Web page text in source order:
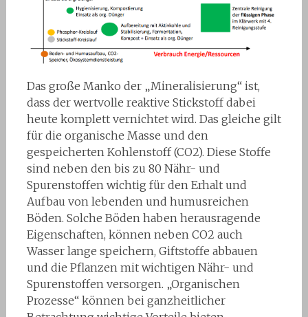
Das große Manko der „Mineralisierung“ ist,
dass der wertvolle reaktive Stickstoff dabei
heute komplett vernichtet wird. Das gleiche gilt
für die organische Masse und den
gespeicherten Kohlenstoff (CO2). Diese Stoffe
sind neben den bis zu 80 Nähr- und
Spurenstoffen wichtig für den Erhalt und
Aufbau von lebenden und humusreichen
Böden. Solche Böden haben herausragende
Eigenschaften, können neben CO2 auch
Wasser lange speichern, Giftstoffe abbauen
und die Pflanzen mit wichtigen Nähr- und
Spurenstoffen versorgen. „Organischen
Prozesse“ können bei ganzheitlicher